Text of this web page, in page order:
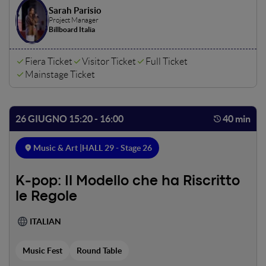
l’importanza della “Customer Experience”, perché
l'eccellenza di uno show si misura anche dalla qualità della
permanenza e dal benessere della community.I leader del
settore svelano il dietro le quinte delle produzioni
internazionali e i nuovi standard del live entertainment.
Sarah Parisio
Project Manager
Billboard Italia
Fiera Ticket Visitor Ticket
Full Ticket
Mainstage Ticket
26 GIUGNO 15:20 - 16:00 40 min
Music & Art | HALL 29 - Stage 26
K-pop: Il Modello che ha Riscritto
le Regole
ITALIAN
Music Fest Round Table